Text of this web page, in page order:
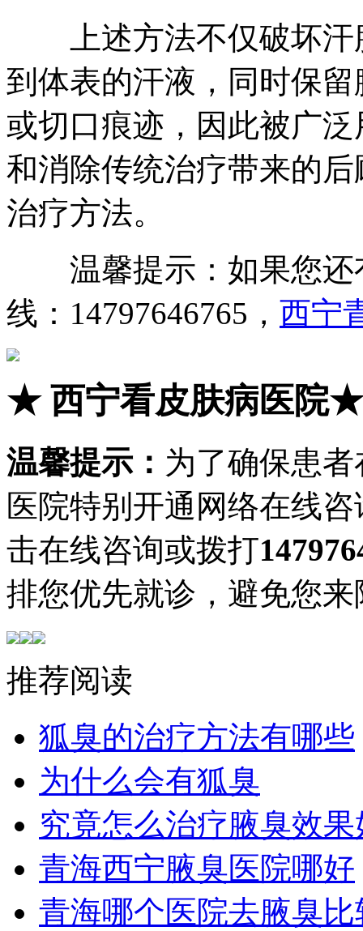
上述方法不仅破坏汗
到体表的汗液，同时保
或切口痕迹，因此被广
和消除传统治疗带来的
治疗方法。
温馨提示：如果您还
线：14797646765， 西宁
★西宁看皮肤病医院★
温馨提示： 为了确保患
医院特别开通网络在线
击在线咨询或拨打
排您优先就诊，避免您
推荐阅读
狐臭的治疗方法有哪些
为什么会有狐臭
究竟怎么治疗腋臭效果
青海西宁腋臭医院哪好
青海哪个医院去腋臭比